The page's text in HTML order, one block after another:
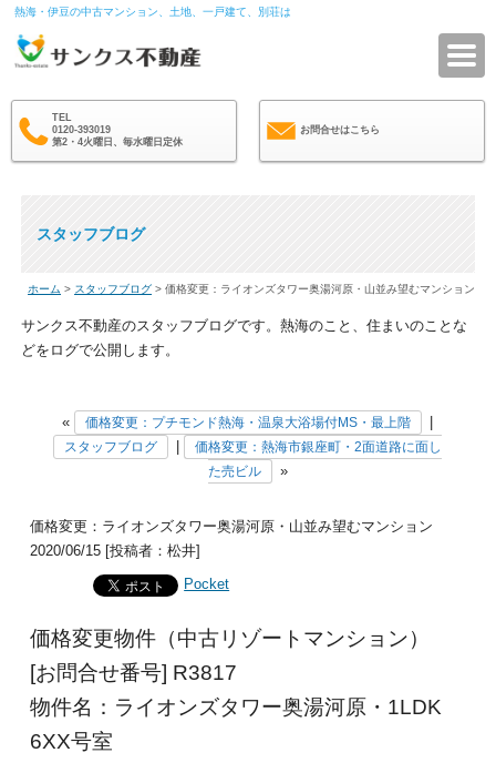
熱海・伊豆の中古マンション、土地、一戸建て、別荘は
TEL
0120-393019
第2・4火曜日、毎水曜日定休
お問合せはこちら
スタッフブログ
ホーム > スタッフブログ > 価格変更：ライオンズタワー奥湯河原・山並み望むマンション
サンクス不動産のスタッフブログです。熱海のこと、住まいのことな
どをログで公開します。
« 価格変更：プチモンド熱海・温泉大浴場付MS・最上階
スタッフブログ
価格変更：熱海市銀座町・2面道路に面し
た売ビル
»
価格変更：ライオンズタワー奥湯河原・山並み望むマンション
2020/06/15 [投稿者：松井]
Pocket
価格変更物件（中古リゾートマンション）
[お問合せ番号] R3817
物件名：ライオンズタワー奥湯河原・1LDK
6XX号室